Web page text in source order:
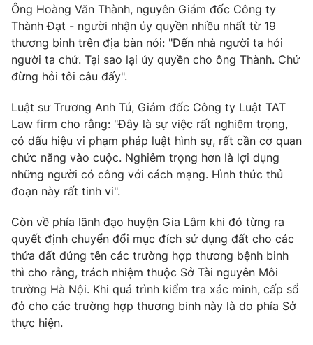
Ông Hoàng Văn Thành, nguyên Giám đốc Công ty
Thành Đạt - người nhận ủy quyền nhiều nhất từ 19
thương binh trên địa bàn nói: "Đến nhà người ta hỏi
người ta chứ. Tại sao lại ủy quyền cho ông Thành. Chứ
đừng hỏi tôi câu đấy".
Luật sư Trương Anh Tú, Giám đốc Công ty Luật TAT
Law firm cho rằng: "Đây là sự việc rất nghiêm trọng,
có dấu hiệu vi phạm pháp luật hình sự, rất cần cơ quan
chức năng vào cuộc. Nghiêm trọng hơn là lợi dụng
những người có công với cách mạng. Hình thức thủ
đoạn này rất tinh vi".
Còn về phía lãnh đạo huyện Gia Lâm khi đó từng ra
quyết định chuyển đổi mục đích sử dụng đất cho các
thửa đất đứng tên các trường hợp thương bệnh binh
thì cho rằng, trách nhiệm thuộc Sở Tài nguyên Môi
trường Hà Nội. Khi quá trình kiểm tra xác minh, cấp sổ
đỏ cho các trường hợp thương binh này là do phía Sở
thực hiện.